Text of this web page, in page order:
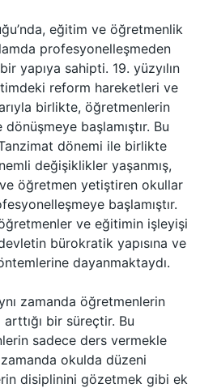
eğitim ve öğretmenlik
profesyonelleşmeden
yapıya sahipti. 19. yüzyılın
reform hareketleri ve
birlikte, öğretmenlerin
başlamıştır. Bu
dönemi ile birlikte
değişiklikler yaşanmış,
öğretmen yetiştiren okullar
başlamıştır.
ve eğitimin işleyişi
bürokratik yapısına ve
dayanmaktaydı.
zamanda öğretmenlerin
arttığı bir süreçtir. Bu
sadece ders vermekle
okulda düzeni
disiplinini gözetmek gibi ek